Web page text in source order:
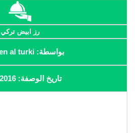
رز ابيض تركي
بواسطة: yasmeen al turki
تاريخ الوصفة: 16/07/2016